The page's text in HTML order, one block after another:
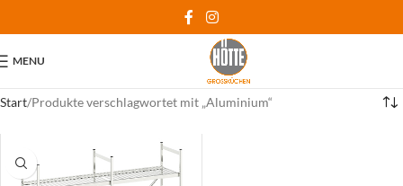
MENU
Start Produkte verschlagwortet mit „Aluminium“